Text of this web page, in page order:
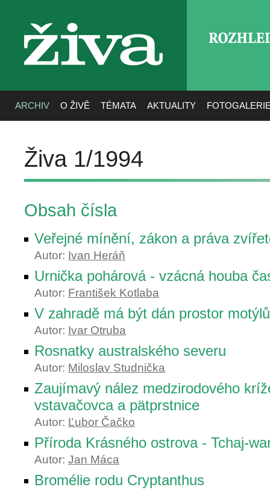
živa
ARCHIV O ŽIVĚ TÉMATA AKTUALITY
Živa 1/1994
Obsah čísla
Veřejné mínění, zákon a práva
Autor: Ivan Heráň
Urnička pohárová - vzácná houba
Autor: František Kotlaba
V zahradě má být dán prostor
Autor: Ivar Otruba
Rosnatky australského severu
Autor: Miloslav Studnička
Zaujímavý nález medzirodového
vstavačovca a pätprstnice
Autor: Ľubor Čačko
Příroda Krásného ostrova - Tchaj-
Autor: Jan Máca
Bromélie rodu Cryptanthus